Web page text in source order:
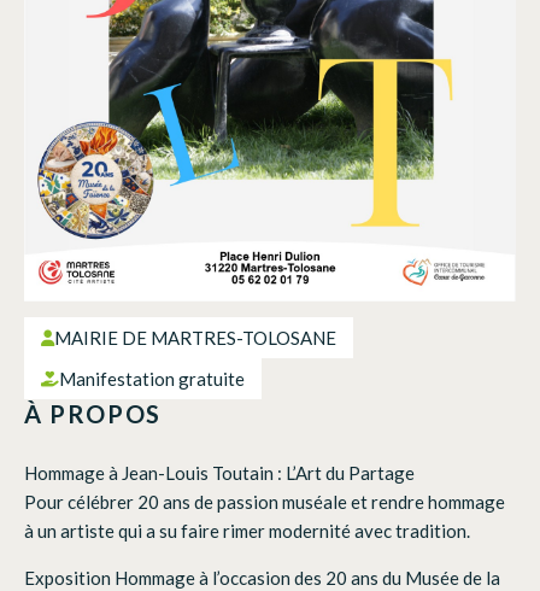
MAIRIE DE MARTRES-TOLOSANE
Manifestation gratuite
À PROPOS
Hommage à Jean-Louis Toutain : L’Art du Partage
Pour célébrer 20 ans de passion muséale et rendre hommage
à un artiste qui a su faire rimer modernité avec tradition.
Exposition Hommage à l’occasion des 20 ans du Musée de la